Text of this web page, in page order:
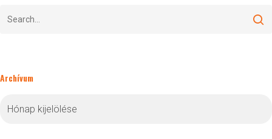
Archívum